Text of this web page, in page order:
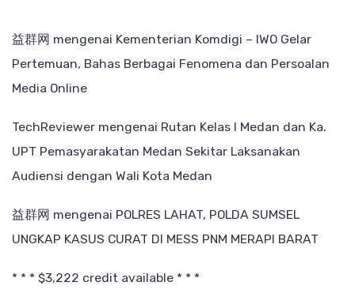
益群网 mengenai Kementerian Komdigi – IWO Gelar
Pertemuan, Bahas Berbagai Fenomena dan Persoalan
Media Online
TechReviewer mengenai Rutan Kelas I Medan dan Ka.
UPT Pemasyarakatan Medan Sekitar Laksanakan
Audiensi dengan Wali Kota Medan
益群网 mengenai POLRES LAHAT, POLDA SUMSEL
UNGKAP KASUS CURAT DI MESS PNM MERAPI BARAT
* * * $3,222 credit available * * *